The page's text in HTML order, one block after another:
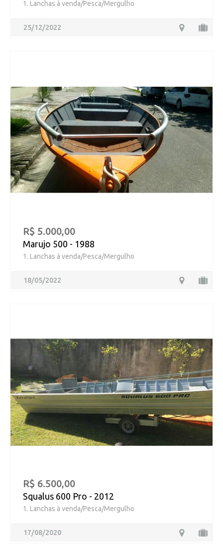
1. Lanchas à venda/Pesca/Mergulho
25/12/2022
R$ 5.000,00
Marujo 500 - 1988
1. Lanchas à venda/Pesca/Mergulho
18/05/2022
R$ 6.500,00
Squalus 600 Pro - 2012
1. Lanchas à venda/Pesca/Mergulho
17/08/2020